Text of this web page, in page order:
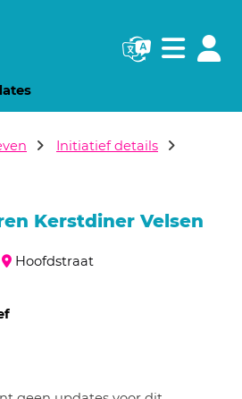
pagina)
(huidige pagina)
Navigatie
Initiatief details
Kerstdiner Velsen
Hoofdstraat